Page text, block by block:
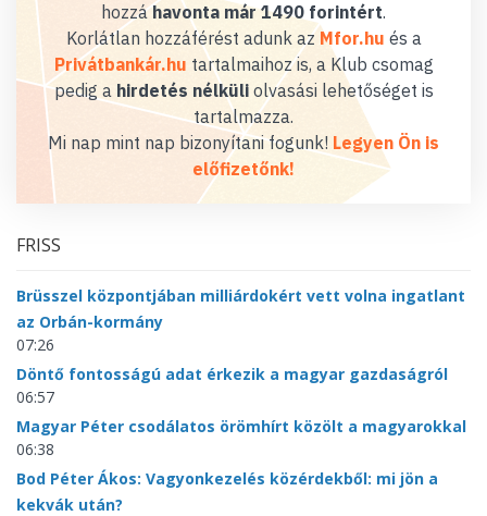
hozzáhavonta már 1490 forintért.
Korlátlan hozzáférést adunk az Mfor.hu és a
Privátbankár.hu tartalmaihoz is, a Klub csomag
pedig a hirdetés nélküliolvasási lehetőséget is
tartalmazza.
Mi nap mint nap bizonyítani fogunk! Legyen Ön is
előfizetőnk!
FRISS
Brüsszel központjában milliárdokért vett volna ingatlant
az Orbán-kormány
07:26
Döntő fontosságú adat érkezik a magyar gazdaságról
06:57
Magyar Péter csodálatos örömhírt közölt a magyarokkal
06:38
Bod Péter Ákos: Vagyonkezelés közérdekből: mi jön a
kekvák után?